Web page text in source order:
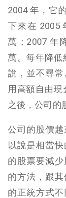
2004 年，它
下來在 2005
萬；2007 年
萬。每年降低
說，並不尋
用高額自由現
之後，公司的
公司的股價
以說是相當
的股票要減
的方法，跟
的正統方式